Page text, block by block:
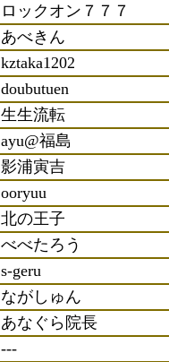
ロックオン７７７
あべきん
kztaka1202
doubutuen
生生流転
ayu@福島
影浦寅吉
ooryuu
北の王子
べべたろう
s-geru
ながしゅん
あなぐら院長
---